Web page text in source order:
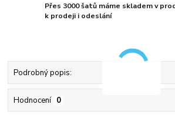
Přes 3000 šatů máme skladem v
k prodeji i odeslání
Podrobný popis:
Hodnocení 0